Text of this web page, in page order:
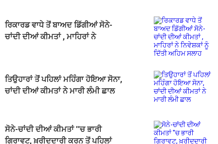
ਰਿਕਾਰਡ ਵਾਧੇ ਤੋਂ ਬਾਅਦ ਡਿੱਗੀਆਂ ਸੋਨੇ-
ਚਾਂਦੀ ਦੀਆਂ ਕੀਮਤਾਂ , ਮਾਹਿਰਾਂ ਨੇ
ਤਿਉਹਾਰਾਂ ਤੋਂ ਪਹਿਲਾਂ ਮਹਿੰਗਾ ਹੋਇਆ ਸੋਨਾ,
ਚਾਂਦੀ ਦੀਆਂ ਕੀਮਤਾਂ ਨੇ ਮਾਰੀ ਲੰਮੀ ਛਾਲ
ਸੋਨੇ-ਚਾਂਦੀ ਦੀਆਂ ਕੀਮਤਾਂ ''ਚ ਭਾਰੀ
ਗਿਰਾਵਟ, ਖ਼ਰੀਦਦਾਰੀ ਕਰਨ ਤੋਂ ਪਹਿਲਾਂ